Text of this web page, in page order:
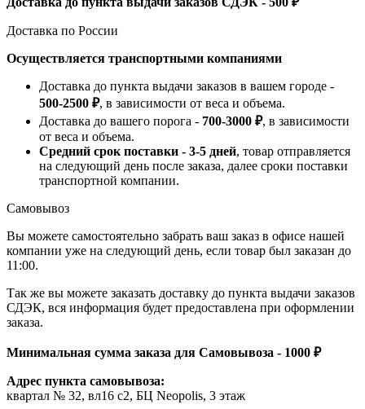
Доставка по России
Осуществляется транспортными компаниями
Доставка до пункта выдачи заказов в вашем городе -
500-2500 ₽, в зависимости от веса и объема.
Доставка до вашего порога - 700-3000 ₽, в зависимости
от веса и объема.
Средний срок поставки - 3-5 дней, товар отправляется
на следующий день после заказа, далее сроки поставки
транспортной компании.
Самовывоз
Вы можете самостоятельно забрать ваш заказ в офисе нашей
компании уже на следующий день, если товар был заказан до
11:00.
Так же вы можете заказать доставку до пункта выдачи заказов
СДЭК, вся информация будет предоставлена при оформлении
заказа.
Минимальная сумма заказа для Самовывоза - 1000 ₽
Адрес пункта самовывоза:
квартал № 32, вл16 с2, БЦ Neopolis, 3 этаж